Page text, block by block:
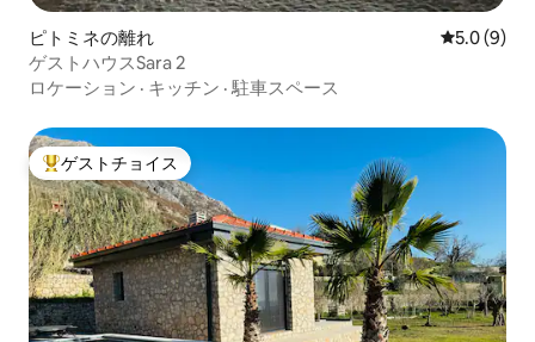
ピトミネの離れ レビュー9
5.0 (9)
ゲストハウスSara 2
ロケーション · キッチン ·駐車スペース
大好評のゲストチョイスです。
ゲストチョイス